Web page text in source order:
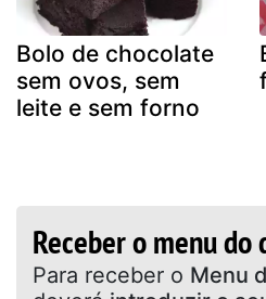
Bolo de chocolate
sem ovos, sem
leite e sem forno
Receber o menu do
Para receber o Menu